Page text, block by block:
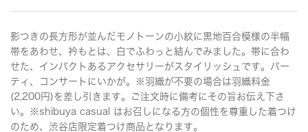
影つきの長方形が並んだモノトーンの小紋に黒地百合模様の半幅
帯をあわせ、衿もとは、白でふわっと結んでみました。帯に合わ
せた、インパクトあるアクセサリーがスタイリッシュです。パー
ティ、コンサートにいかが。※羽織が不要の場合は羽織料金
(2,200円)を差し引きます。ご注文時に備考にその旨お伝え下さ
い。※shibuya casual はお召しになる方の個性を尊重した着つけ
のため、渋谷店限定着つけ商品となります。